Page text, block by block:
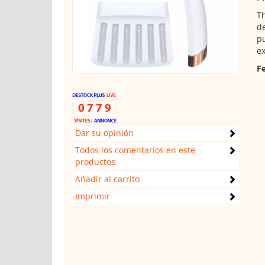
Dar su opinión
Todos los comentarios en este
productos
Añadir al carrito
Imprimir